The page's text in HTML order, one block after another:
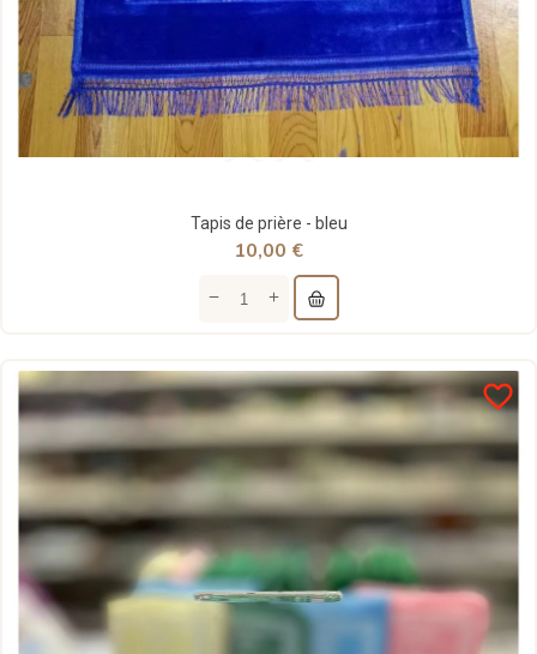
Tapis de prière - bleu
10,00 €
favorite_border